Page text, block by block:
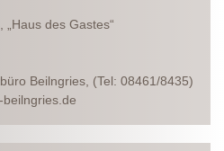
des Gastes“
Beilngries, (Tel: 08461/8435)